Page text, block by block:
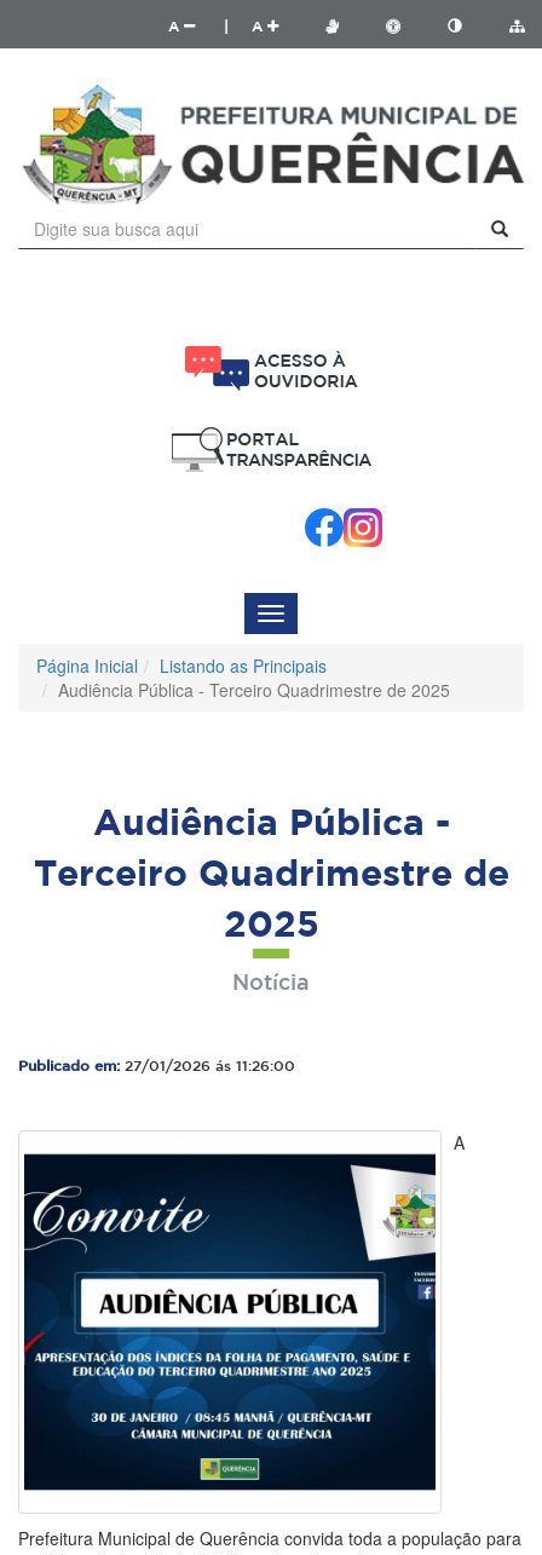
A A
Menu
de
Navegação
Página Inicial
Listando as Principais
Audiência Pública - Terceiro Quadrimestre de 2025
Audiência Pública -
Terceiro Quadrimestre de
2025
Notícia
Publicado em: 27/01/2026 ás 11:26:00
A
Prefeitura Municipal de Querência convida toda a população para